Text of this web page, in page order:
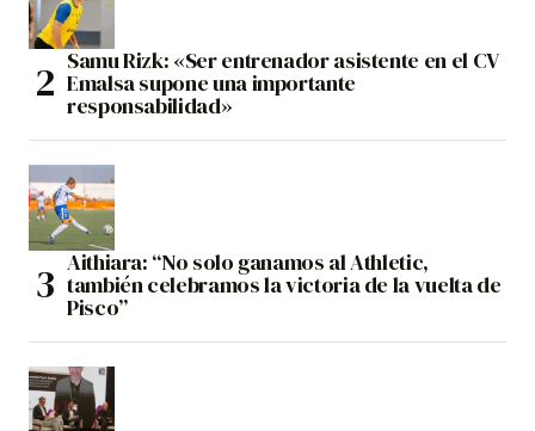
Samu Rizk: «Ser entrenador asistente en el CV
Emalsa supone una importante
responsabilidad»
Aithiara: “No solo ganamos al Athletic,
también celebramos la victoria de la vuelta de
Pisco”